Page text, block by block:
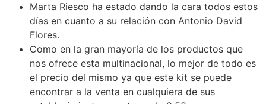
Marta Riesco ha estado dando la cara todos estos
días en cuanto a su relación con Antonio David
Flores.
Como en la gran mayoría de los productos que
nos ofrece esta multinacional, lo mejor de todo es
el precio del mismo ya que este kit se puede
encontrar a la venta en cualquiera de sus